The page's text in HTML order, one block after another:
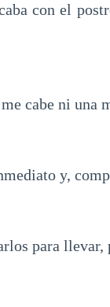
con el
cabe ni una
y,
para